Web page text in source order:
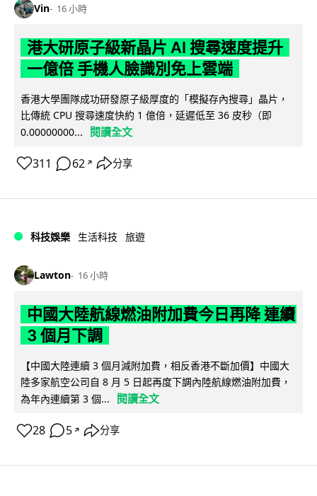
Vin 16 小時
港大研原子級新晶片 AI 搜尋速度提升
一億倍 手機人臉識別免上雲端
香港大學團隊成功研發原子級厚度的「模擬存內搜尋」晶片，
比傳統 CPU 搜尋速度快約 1 億倍，延遲低至 36 皮秒（即
0.00000000...
閱讀全文
311 62 ↗ 分享
科技娛樂 生活科技 旅遊
Lawton 16 小時
中國大陸航線燃油附加費今日再降 連續
3 個月下調
【中國大陸連續 3 個月減附加費，相反香港不斷加價】中國大
陸多家航空公司自 8 月 5 日起再度下調內陸航線燃油附加費，
為年內連續第 3 個...
閱讀全文
28 5 ↗ 分享